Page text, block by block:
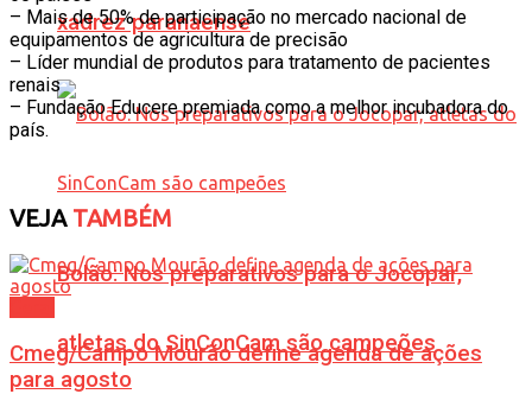
xadrez paranaense
Bolão: Nos preparativos para o Jocopar,
atletas do SinConCam são campeões
– Mais de 50% de participação no mercado nacional de
equipamentos de agricultura de precisão
– Líder mundial de produtos para tratamento de pacientes
renais
– Fundação Educere premiada como a melhor incubadora do
país.
VEJATAMBÉM
Cmeg/Campo Mourão define agenda de ações
para agosto